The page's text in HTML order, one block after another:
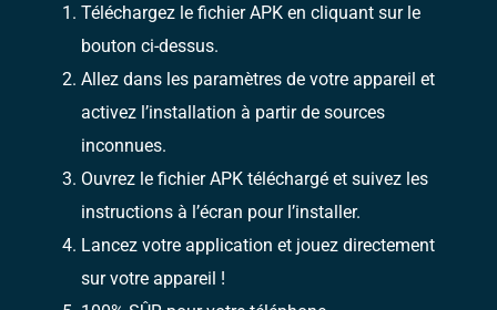
Téléchargez le fichier APK en cliquant sur le
bouton ci-dessus.
Allez dans les paramètres de votre appareil et
activez l’installation à partir de sources
inconnues.
Ouvrez le fichier APK téléchargé et suivez les
instructions à l’écran pour l’installer.
Lancez votre application et jouez directement
sur votre appareil !